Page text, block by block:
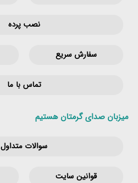
نصب پرده
سفارش سریع
تماس با ما
میزبان صدای گرمتان هستیم
سوالات متداول
قوانین‌ سایت